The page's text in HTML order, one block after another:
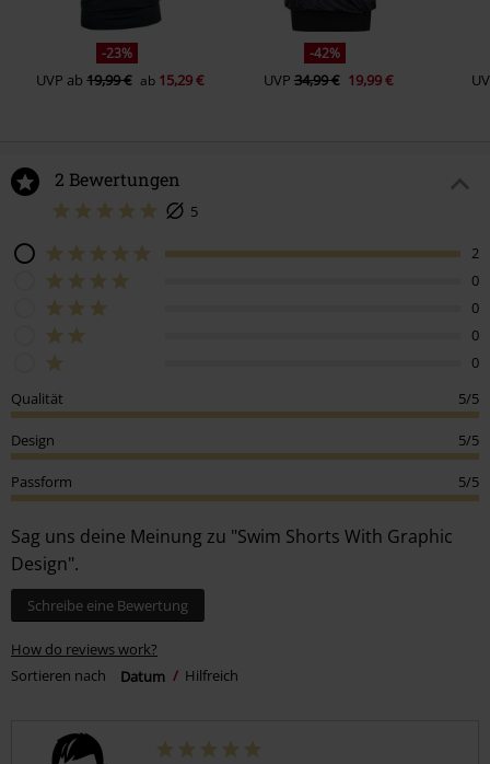
-23%
UVP ab19,99 € ab 15,29 €
-42%
UVP 34,99 € 19,99 €
2 Bewertungen
5
2
0
0
0
0
Qualität
5/5
Design 5/5
Passform 5/5
Sag uns deine Meinung zu "Swim Shorts With Graphic
Design".
Schreibe eine Bewertung
How do reviews work?
Sortieren nach
Datum Hilfreich